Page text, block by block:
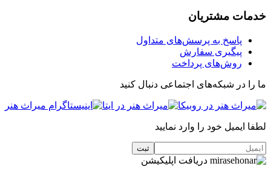
خدمات مشتریان
پاسخ به پرسش‌های متداول
پیگیری سفارش
روش‌های پرداخت
ما را در شبکه‌های اجتماعی دنبال کنید
لطفا ایمیل خود را وارد نمایید
دریافت اپلیکیشن